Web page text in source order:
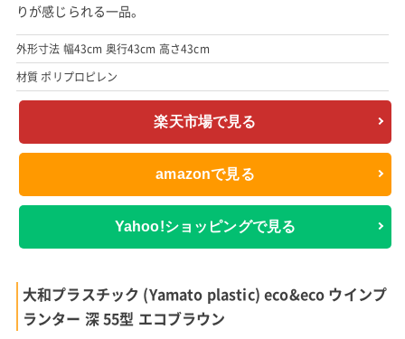
りが感じられる一品。
外形寸法 幅43cm 奥行43cm 高さ43cm
材質 ポリプロピレン
楽天市場で見る
amazonで見る
Yahoo!ショッピングで見る
大和プラスチック (Yamato plastic) eco&eco ウインプ
ランター 深 55型 エコブラウン